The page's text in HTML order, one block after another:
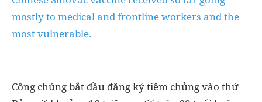
mostly to medical and frontline workers and the
most vulnerable.
Công chúng bắt đầu đăng ký tiêm chủng vào thứ